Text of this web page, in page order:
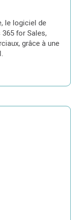
le logiciel de
for Sales,
grâce à une